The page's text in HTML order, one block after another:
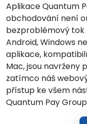
Aplikace Quantum
obchodování není
bezproblémový tok
Android, Windows
aplikace,
Mac, jsou navrženy
zatímco náš
přístup ke všem
Quantum Pay